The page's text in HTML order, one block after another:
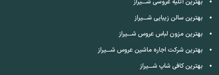
بهترین سالن زیبایی شـــیراز
بهترین مزون لباس عروس شـــیراز
بهترین شرکت اجاره ماشین عروس شـــیراز
بهترین کافی شاپ شـــیراز